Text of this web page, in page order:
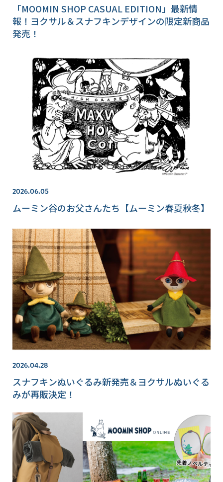
「MOOMIN SHOP CASUAL EDITION」最新情
報！ヨクサル＆スナフキンデザインの限定新商品
発売！
2026.06.05
ムーミン谷のお父さんたち【ムーミン春夏秋冬】
2026.04.28
スナフキンぬいぐるみ新発売＆ヨクサルぬいぐる
みが再販決定！